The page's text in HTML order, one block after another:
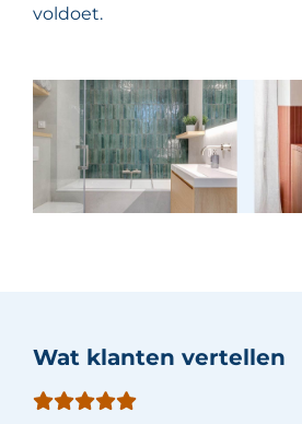
voldoet.
Wat klanten vertellen